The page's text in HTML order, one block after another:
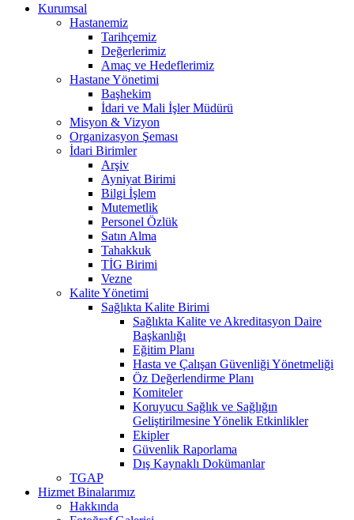
Kurumsal
Hastanemiz
Tarihçemiz
Değerlerimiz
Amaç ve Hedeflerimiz
Hastane Yönetimi
Başhekim
İdari ve Mali İşler Müdürü
Misyon & Vizyon
Organizasyon Şeması
İdari Birimler
Arşiv
Ayniyat Birimi
Bilgi İşlem
Mutemetlik
Personel Özlük
Satın Alma
Tahakkuk
TİG Birimi
Vezne
Kalite Yönetimi
Sağlıkta Kalite Birimi
Sağlıkta Kalite ve Akreditasyon Daire
Başkanlığı
Eğitim Planı
Hasta ve Çalışan Güvenliği Yönetmeliği
Öz Değerlendirme Planı
Komiteler
Koruyucu Sağlık ve Sağlığın
Geliştirilmesine Yönelik Etkinlikler
Ekipler
Güvenlik Raporlama
Dış Kaynaklı Dokümanlar
TGAP
Hizmet Binalarımız
Hakkında